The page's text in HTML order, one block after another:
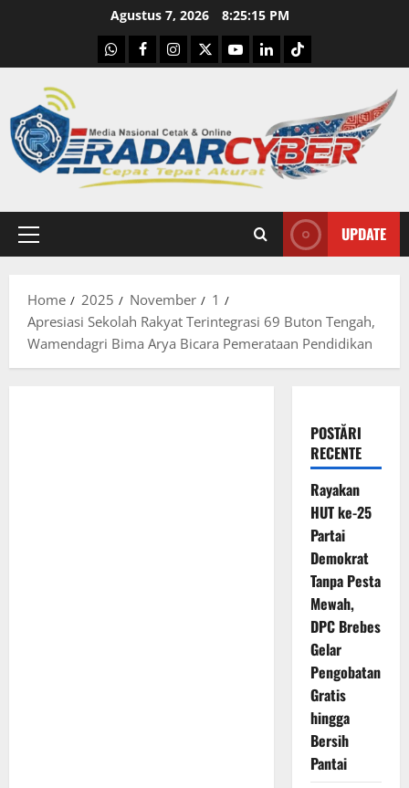
Agustus 7, 2026 8:25:17 PM
WhatsApp
Facebook
Instagram
X YoutubelinkedinTiktok
Primary
UPDATE
Home 2025 November
1
Apresiasi Sekolah Rakyat Terintegrasi 69 Buton Tengah,
Wamendagri Bima Arya Bicara Pemerataan Pendidikan
POSTĂRI
RECENTE
Rayakan
HUT ke-25
Partai
Demokrat
Tanpa Pesta
Mewah,
DPC Brebes
Gelar
Pengobatan
Gratis
hingga
Bersih
Pantai